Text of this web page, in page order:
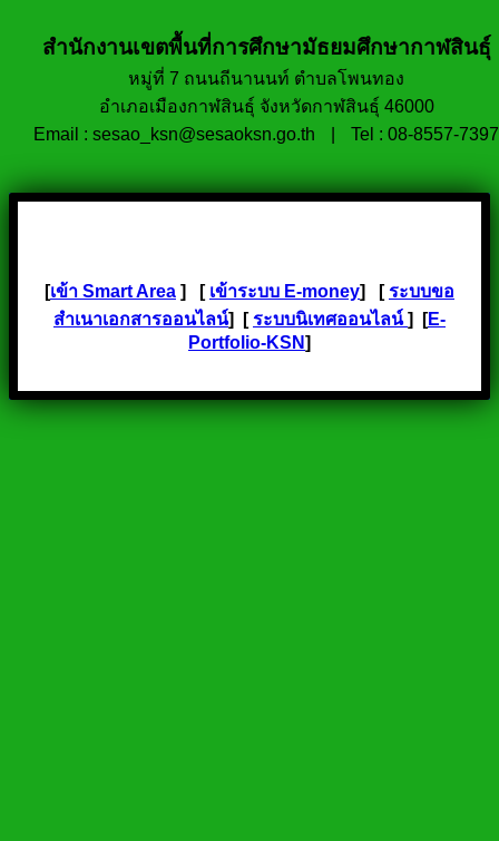
สำนักงานเขตพื้นที่การศึกษามัธยมศึกษากาฬสินธุ์
หมู่ที่ 7 ถนนถีนานนท์ ตำบลโพนทอง
อำเภอเมืองกาฬสินธุ์ จังหวัดกาฬสินธุ์ 46000
Email : sesao_ksn@sesaoksn.go.th
Tel : 08-8557-7397
[เข้า Smart Area ] [ เข้าระบบ E-money] [ระบบขอ
สำเนาเอกสารออนไลน์] [ระบบนิเทศออนไลน์] [E-
Portfolio-KSN]